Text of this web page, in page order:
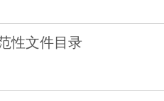
性文件目录